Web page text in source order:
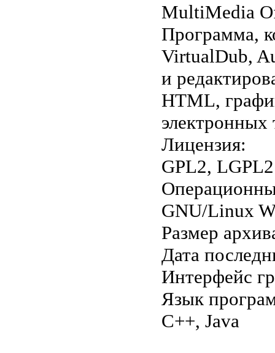
MultiMedia
Программа,
VirtualDub,
и
HTML,
электронных
Лицензия:
GPL2, LGPL2
GNU/Linux
Размер
Дата
Интерфейс
Язык
C++, Java